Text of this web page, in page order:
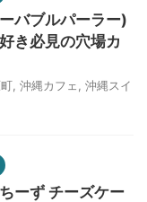
バブルパーラー)
き必見の穴場カ
沖縄カフェ
沖縄スイ
ーず チーズケー